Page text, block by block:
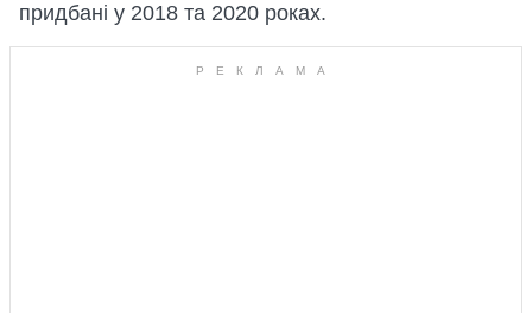
придбані у 2018 та 2020 роках.